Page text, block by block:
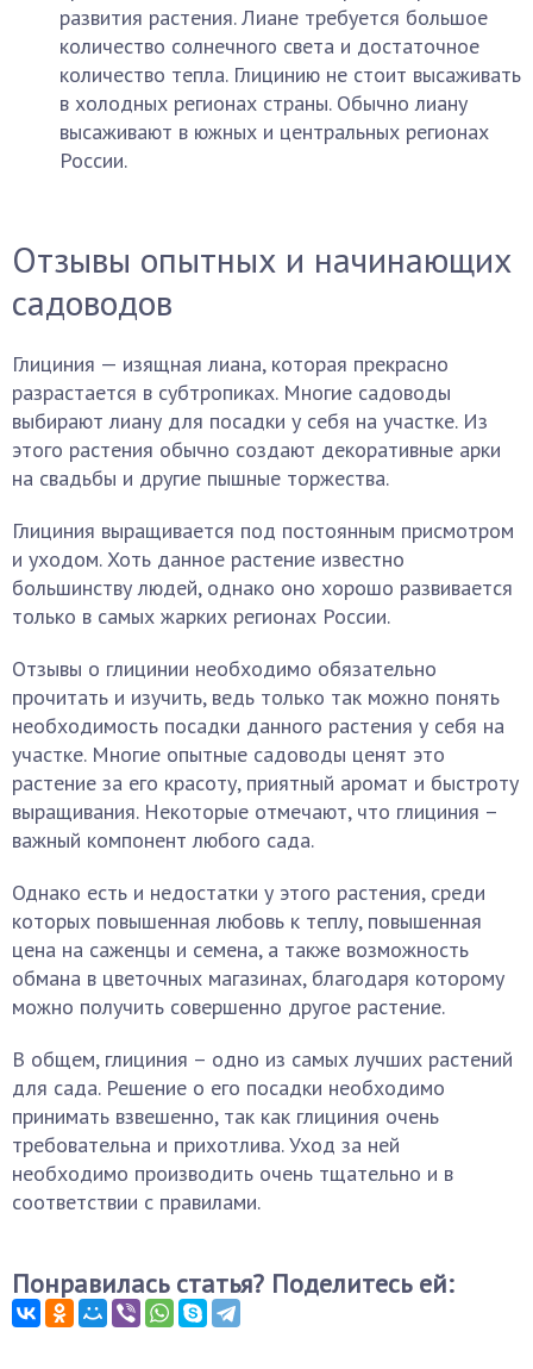
развития растения. Лиане требуется большое
количество солнечного света и достаточное
количество тепла. Глицинию не стоит высаживать
в холодных регионах страны. Обычно лиану
высаживают в южных и центральных регионах
России.
Отзывы опытных и начинающих
садоводов
Глициния — изящная лиана, которая прекрасно
разрастается в субтропиках. Многие садоводы
выбирают лиану для посадки у себя на участке. Из
этого растения обычно создают декоративные арки
на свадьбы и другие пышные торжества.
Глициния выращивается под постоянным присмотром
и уходом. Хоть данное растение известно
большинству людей, однако оно хорошо развивается
только в самых жарких регионах России.
Отзывы о глицинии необходимо обязательно
прочитать и изучить, ведь только так можно понять
необходимость посадки данного растения у себя на
участке. Многие опытные садоводы ценят это
растение за его красоту, приятный аромат и быстроту
выращивания. Некоторые отмечают, что глициния –
важный компонент любого сада.
Однако есть и недостатки у этого растения, среди
которых повышенная любовь к теплу, повышенная
цена на саженцы и семена, а также возможность
обмана в цветочных магазинах, благодаря которому
можно получить совершенно другое растение.
В общем, глициния – одно из самых лучших растений
для сада. Решение о его посадки необходимо
принимать взвешенно, так как глициния очень
требовательна и прихотлива. Уход за ней
необходимо производить очень тщательно и в
соответствии с правилами.
Понравилась статья? Поделитесь ей: